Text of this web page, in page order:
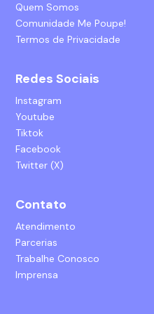
Quem Somos
Comunidade Me Poupe!
Termos de Privacidade
Redes Sociais
Instagram
Youtube
Tiktok
Facebook
Twitter (X)
Contato
Atendimento
Parcerias
Trabalhe Conosco
Imprensa